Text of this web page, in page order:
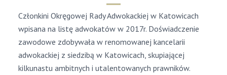
Członkini Okręgowej Rady Adwokackiej w Katowicach
wpisana na listę adwokatów w 2017r. Doświadczenie
zawodowe zdobywała w renomowanej kancelarii
adwokackiej z siedzibą w Katowicach, skupiającej
kilkunastu ambitnych i utalentowanych prawników.